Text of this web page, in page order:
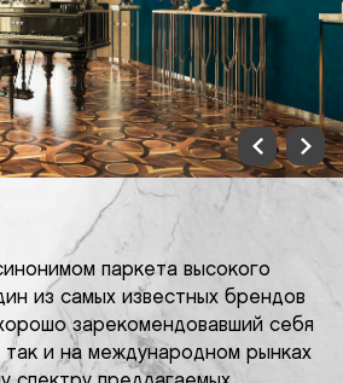
паркета высокого
из самых известных брендов
зарекомендовавший себя
так и на международном рынках